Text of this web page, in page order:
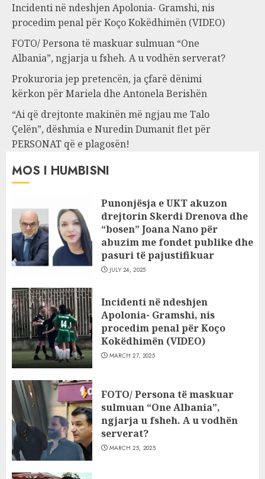
Incidenti në ndeshjen Apolonia- Gramshi, nis
procedim penal për Koço Kokëdhimën (VIDEO)
FOTO/ Persona të maskuar sulmuan “One
Albania”, ngjarja u fsheh. A u vodhën serverat?
Prokuroria jep pretencën, ja çfarë dënimi
kërkon për Mariela dhe Antonela Berishën
“Ai që drejtonte makinën më ngjau me Talo
Çelën”, dëshmia e Nuredin Dumanit flet për
PERSONAT që e plagosën!
MOS I HUMBISNI
Punonjësja e UKT akuzon
drejtorin Skerdi Drenova dhe
“bosen” Joana Nano për
abuzim me fondet publike dhe
pasuri të pajustifikuar
JULY 24, 2025
Incidenti në ndeshjen
Apolonia- Gramshi, nis
procedim penal për Koço
Kokëdhimën (VIDEO)
MARCH 27, 2025
FOTO/ Persona të maskuar
sulmuan “One Albania”,
ngjarja u fsheh. A u vodhën
serverat?
MARCH 25, 2025